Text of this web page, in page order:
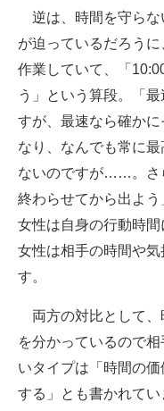
逆は、時間を守らな
が迫っているだろう
作業していて、「
う」という算段。「
すが、最速なら確か
なり、なんでも常に
ないのですが……。さ
終わらせてから出よ
女性は自身の行動時
女性は相手の時間や
す。
両方の対比として、
を分かっているので
いタイプは「時間の
する」とも書かれて